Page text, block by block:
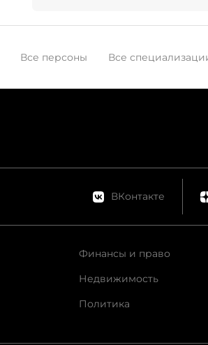
Все персоны Все
ВКонтакте
Финансы и право
Недвижимость
Политика